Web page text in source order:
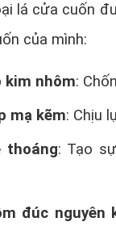
lá cửa cuốn
của mình:
kim nhôm:
mạ kẽm: Chịu
thoáng: Tạo
đúc nguyên